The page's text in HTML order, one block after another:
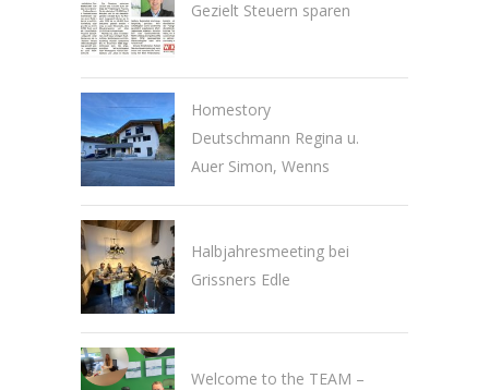
Gezielt Steuern sparen
Homestory
Deutschmann Regina u.
Auer Simon, Wenns
Halbjahresmeeting bei
Grissners Edle
Welcome to the TEAM –